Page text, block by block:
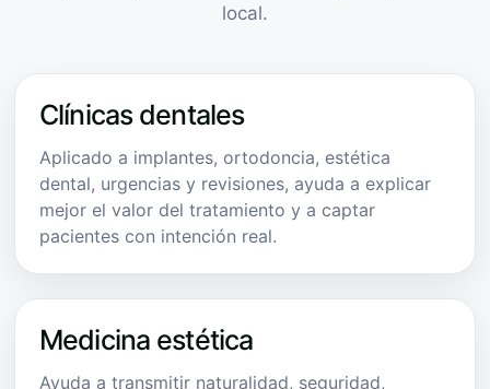
local.
Clínicas dentales
Aplicado a implantes, ortodoncia, estética
dental, urgencias y revisiones, ayuda a explicar
mejor el valor del tratamiento y a captar
pacientes con intención real.
Medicina estética
Ayuda a transmitir naturalidad, seguridad,